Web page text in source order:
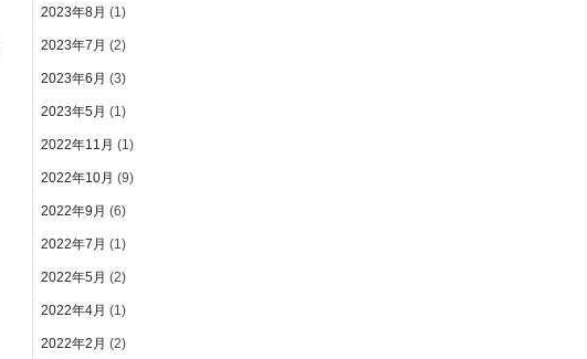
2023年8月 (1)
2023年7月 (2)
2023年6月 (3)
2023年5月 (1)
2022年11月 (1)
2022年10月 (9)
2022年9月 (6)
2022年7月 (1)
2022年5月 (2)
2022年4月 (1)
2022年2月 (2)